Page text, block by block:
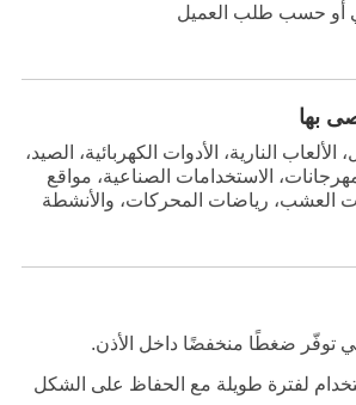
أو حسب طلب العميل
بها
الألعاب النارية، الأدوات الكهربائية، الصيد،
الاستخدامات الصناعية، مواقع
العشب، رياضات المحركات، والأنشطة
توفّر ضغطًا منخفضًا داخل الأذن.
لفترة طويلة مع الحفاظ على الشكل